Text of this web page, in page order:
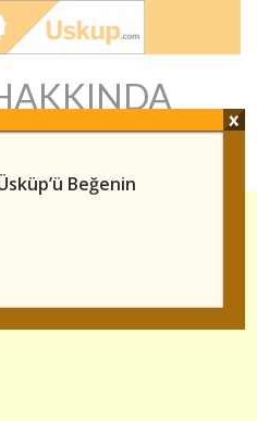
Beğenin
x